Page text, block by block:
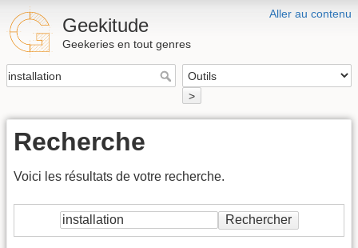
Aller au contenu
Geekitude
Geekeries en tout genres
>
Recherche
Voici les résultats de votre recherche.
Rechercher